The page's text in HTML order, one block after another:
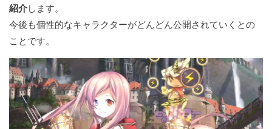
紹介します。
今後も個性的なキャラクターがどんどん公開されていくとの
ことです。